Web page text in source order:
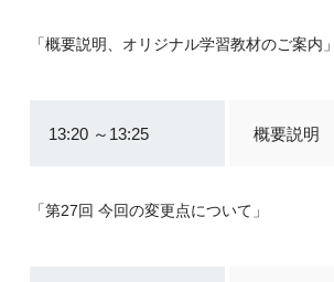
「概要説明、オリジナル学習教材のご案内
13:20 ～13:25 概要説明
「第27回 今回の変更点について」